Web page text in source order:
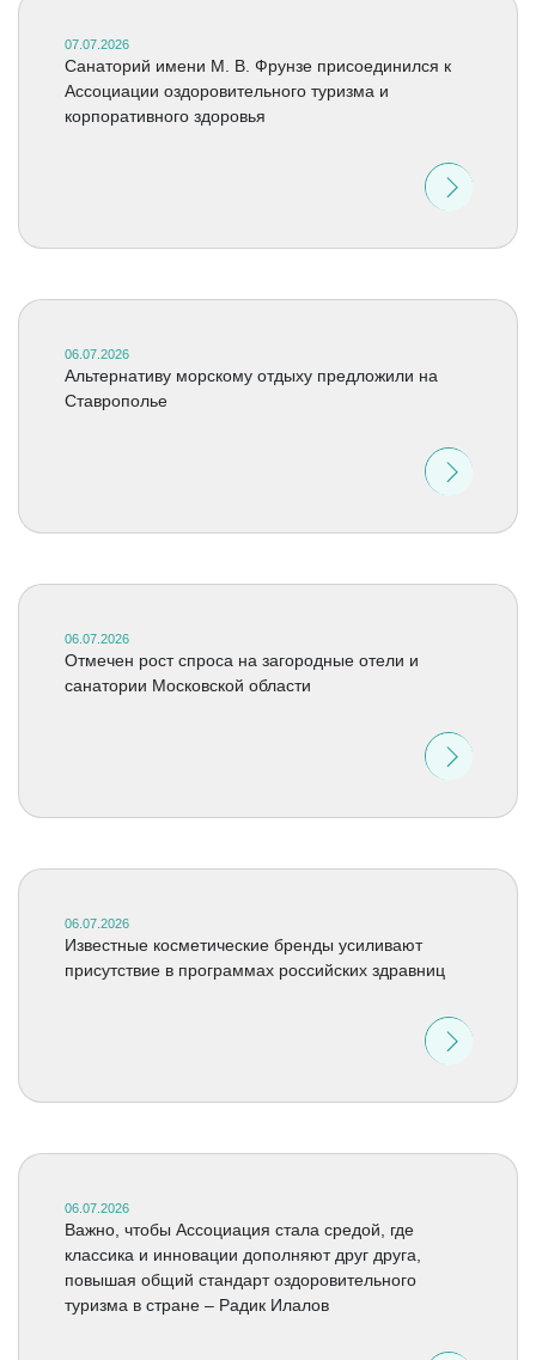
07.07.2026
Санаторий имени М. В. Фрунзе присоединился к
Ассоциации оздоровительного туризма и
корпоративного здоровья
06.07.2026
Альтернативу морскому отдыху предложили на
Ставрополье
06.07.2026
Отмечен рост спроса на загородные отели и
санатории Московской области
06.07.2026
Известные косметические бренды усиливают
присутствие в программах российских здравниц
06.07.2026
Важно, чтобы Ассоциация стала средой, где
классика и инновации дополняют друг друга,
повышая общий стандарт оздоровительного
туризма в стране – Радик Илалов